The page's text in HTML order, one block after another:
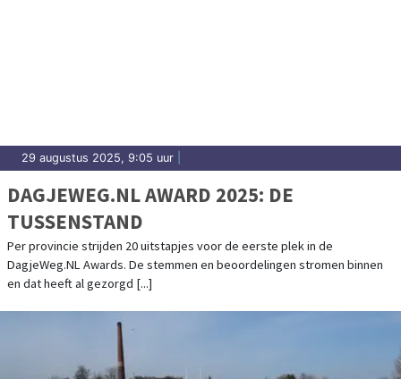
29 augustus 2025, 9:05 uur
DAGJEWEG.NL AWARD 2025: DE
TUSSENSTAND
Per provincie strijden 20 uitstapjes voor de eerste plek in de
DagjeWeg.NL Awards. De stemmen en beoordelingen stromen binnen
en dat heeft al gezorgd [...]